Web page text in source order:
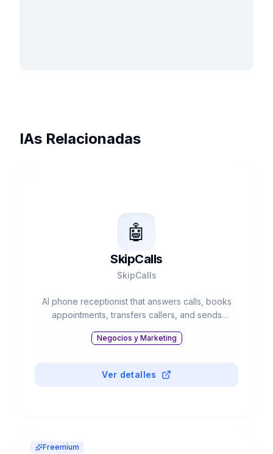
IAs Relacionadas
🤖
SkipCalls
SkipCalls
AI phone receptionist that answers calls, books
appointments, transfers callers, and sends
Negocios y Marketing
Ver detalles
Freemium